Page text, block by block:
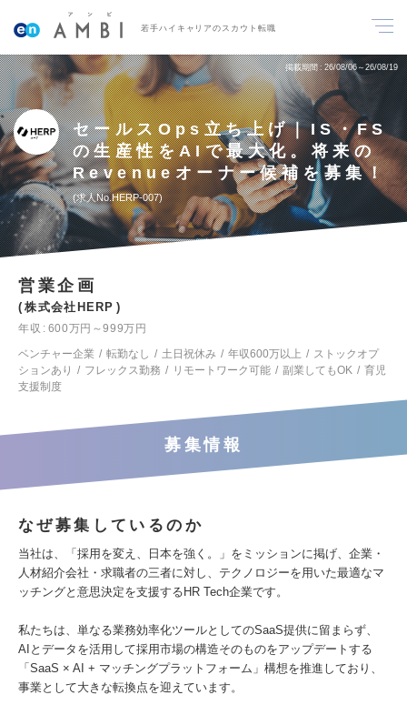
若手ハイキャリアのスカウト転職
掲載期間 26/08/06～26/08/19
セールスOps立ち上げ｜IS・FS
の生産性をAIで最大化。将来の
Revenueオーナー候補を募集！
求人No.HERP-007
営業企画
株式会社HERP
年収
600万円～999万円
ベンチャー企業
転勤なし 土日祝休み 年収600万以上
ストックオプ
ションあり
フレックス勤務 リモートワーク可能 副業してもOK
育児
支援制度
募集情報
なぜ募集しているのか
当社は、「採用を変え、日本を強く。」をミッションに掲げ、企業・
人材紹介会社・求職者の三者に対し、テクノロジーを用いた最適なマ
ッチングと意思決定を支援するHR Tech企業です。
私たちは、単なる業務効率化ツールとしてのSaaS提供に留まらず、
AIとデータを活用して採用市場の構造そのものをアップデートする
「SaaS × AI + マッチングプラットフォーム」構想を推進しており、
事業として大きな転換点を迎えています。